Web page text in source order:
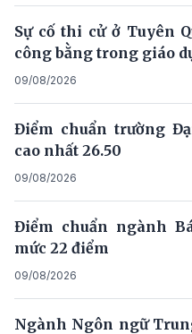
Sự cố thi cử ở Tuyên
công bằng trong giáo
09/08/2026
Điểm chuẩn trường
cao nhất 26.50
09/08/2026
Điểm chuẩn ngành
mức 22 điểm
09/08/2026
Ngành Ngôn ngữ